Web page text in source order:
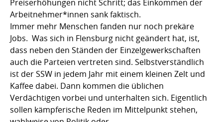
Preiserhöhungen nicht Schritt; das Einkommen der
Arbeitnehmer*innen sank faktisch.
Immer mehr Menschen fanden nur noch prekäre
Jobs. Was sich in Flensburg nicht geändert hat, ist,
dass neben den Ständen der Einzelgewerkschaften
auch die Parteien vertreten sind. Selbstverständlich
ist der SSW in jedem Jahr mit einem kleinen Zelt und
Kaffee dabei. Dann kommen die üblichen
Verdächtigen vorbei und unterhalten sich. Eigentlich
sollen kämpferische Reden im Mittelpunkt stehen,